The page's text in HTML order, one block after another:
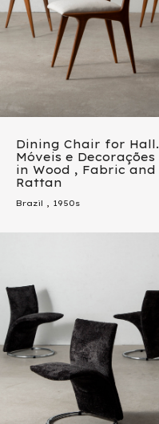
Dining Chair for Hall.
Móveis e Decorações
in Wood , Fabric and
Rattan
Brazil , 1950s